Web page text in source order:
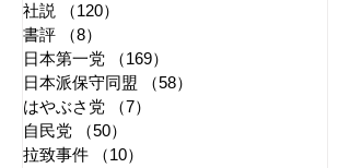
社説
（120）
書評
（8）
日本第一党
（169）
日本派保守同盟
（58）
はやぶさ党
（7）
自民党
（50）
拉致事件
（10）